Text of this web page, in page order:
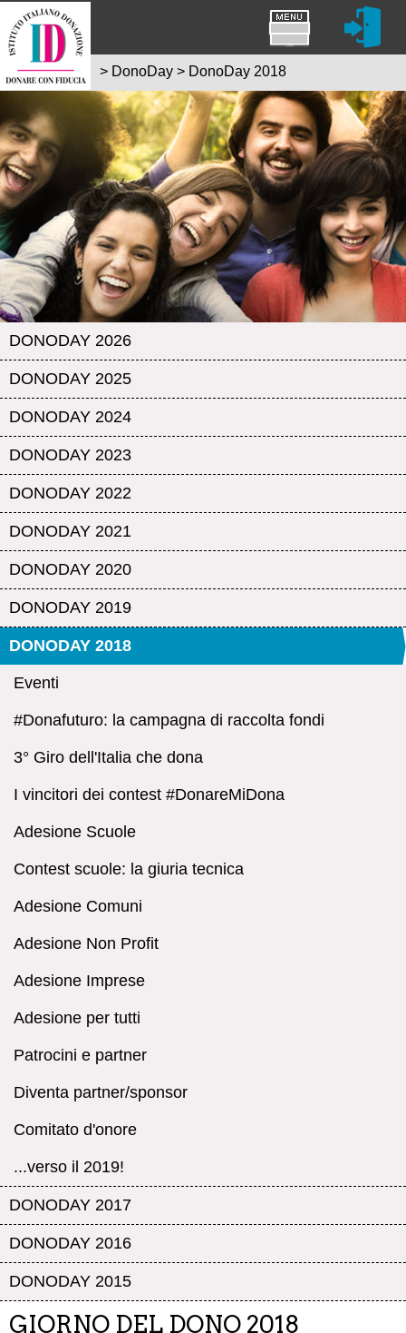
DONODAY 2026
DONODAY 2025
DONODAY 2024
DONODAY 2023
DONODAY 2022
DONODAY 2021
DONODAY 2020
DONODAY 2019
DONODAY 2018
Eventi
#Donafuturo: la campagna di raccolta fondi
3° Giro dell'Italia che dona
I vincitori dei contest #DonareMiDona
Adesione Scuole
Contest scuole: la giuria tecnica
Adesione Comuni
Adesione Non Profit
Adesione Imprese
Adesione per tutti
Patrocini e partner
Diventa partner/sponsor
Comitato d'onore
...verso il 2019!
DONODAY 2017
DONODAY 2016
DONODAY 2015
> DonoDay > DonoDay 2018
GIORNO DEL DONO 2018